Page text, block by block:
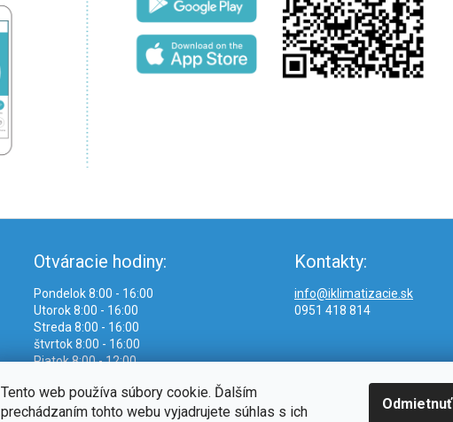
Tento web používa súbory cookie. Ďalším
prechádzaním tohto webu vyjadrujete súhlas s ich
Odmietnuť
Otváracie hodiny:
Pondelok 8:00 - 16:00
Utorok 8:00 - 16:00
Streda 8:00 - 16:00
štvrtok 8:00 - 16:00
Piatok 8:00 - 12:00
Kontakty:
info@iklimatizacie.sk
0951 418 814